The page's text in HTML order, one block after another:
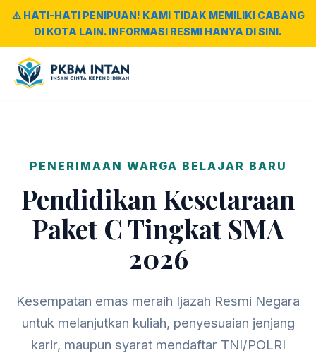
⚠️ HATI-HATI PENIPUAN! KAMI TIDAK MEMILIKI CABANG
DI KOTA LAIN. INFORMASI RESMI HANYA DI SINI.
PENERIMAAN WARGA BELAJAR BARU
Pendidikan Kesetaraan
Paket C Tingkat SMA
2026
Kesempatan emas meraih Ijazah Resmi Negara
untuk melanjutkan kuliah, penyesuaian jenjang
karir, maupun syarat mendaftar TNI/POLRI